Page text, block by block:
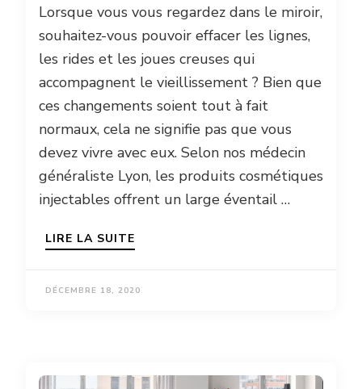
Lorsque vous vous regardez dans le miroir,
souhaitez-vous pouvoir effacer les lignes,
les rides et les joues creuses qui
accompagnent le vieillissement ? Bien que
ces changements soient tout à fait
normaux, cela ne signifie pas que vous
devez vivre avec eux. Selon nos médecin
généraliste Lyon, les produits cosmétiques
injectables offrent un large éventail …
LIRE LA SUITE
DÉCEMBRE 18, 2020